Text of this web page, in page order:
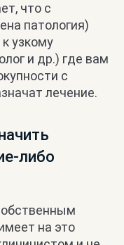
что с
патология)
узкому
и др.) где вам
с
лечение.
либо
на это